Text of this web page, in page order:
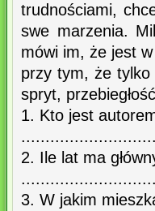
trudnościami,
swe marzenia.
mówi im, że jest
przy tym, że tylko
spryt,
1. Kto jest
2. Ile lat ma
3. W jakim